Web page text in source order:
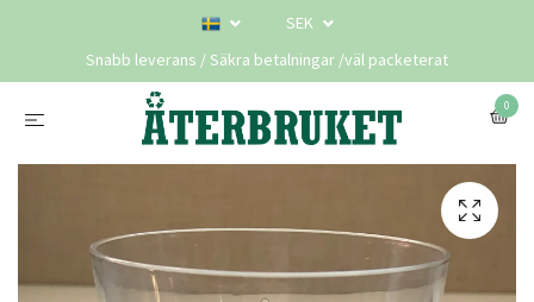
SEK
Snabb leverans / Säkra betalningar /väl packeterat
0